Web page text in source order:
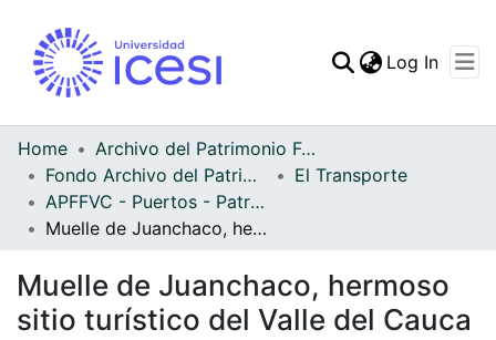
Statistics
Log In
Home
Archivo del Patrimonio Fotográfico y Fílmico del Valle del Cauca
Fondo Archivo del Patrimonio Fotográfico y Fílmico del Valle del Cauca
El Transporte
APFFVC - Puertos - Patrimonial
Muelle de Juanchaco, hermoso sitio turístico del Valle del Cauca
Muelle de Juanchaco, hermoso
sitio turístico del Valle del Cauca